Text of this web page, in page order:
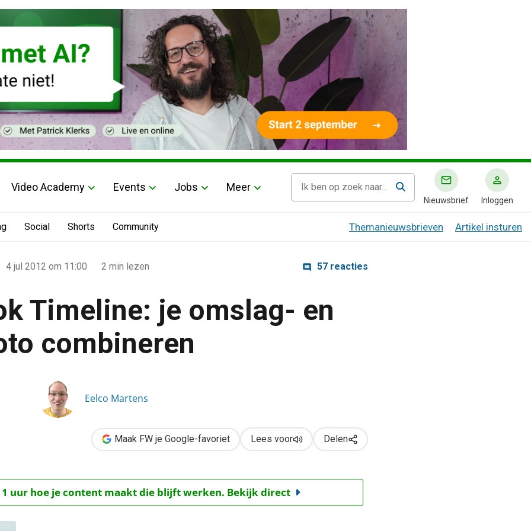
Video Academy Events Jobs Meer
Nieuwsbrief Inloggen
Social Shorts Community Themanieuwsbrieven Artikel insturen
4 jul 2012 om 11:00 2 min lezen 57 reacties
Timeline: je omslag- en
combineren
Eelco Martens
Maak FW je Google-favoriet Lees voor Delen
1 uur hoe je content maakt die blijft werken. Bekijk direct